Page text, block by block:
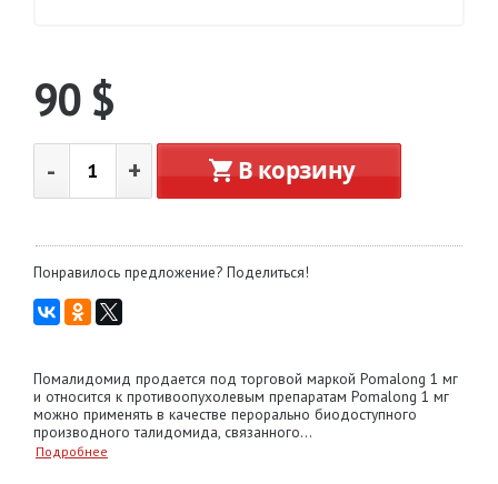
90 $
- + В корзину
Понравилось предложение? Поделиться!
Помалидомид продается под торговой маркой Pomalong 1 мг
и относится к противоопухолевым препаратам Pomalong 1 мг
можно применять в качестве перорально биодоступного
производного талидомида, связанного...
Подробнее